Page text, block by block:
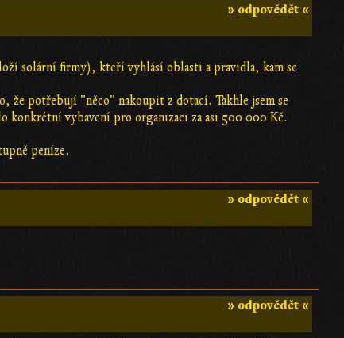
» odpovědět «
solární firmy), kteří vyhlásí oblasti a pravidla, kam se
že potřebují "něco" nakoupit z dotací. Takhle jsem se
konkrétní vybavení pro organizaci za asi 500 000 Kč.
peníze.
» odpovědět «
» odpovědět «